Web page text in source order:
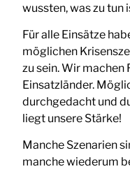
wussten, was zu tun
Für alle Einsätze
möglichen
zu sein. Wir
Einsatzländer.
durchgedacht und
liegt unsere Stärke!
Manche Szenarien
manche wiederum